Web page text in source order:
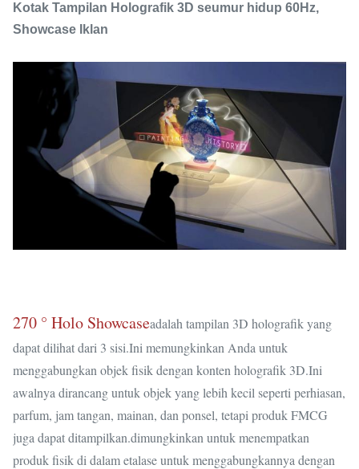
Kotak Tampilan Holografik 3D seumur hidup 60Hz,
Showcase Iklan
270 ° Holo Showcaseadalah tampilan 3D holografik yang
dapat dilihat dari 3 sisi.Ini memungkinkan Anda untuk
menggabungkan objek fisik dengan konten holografik 3D.Ini
awalnya dirancang untuk objek yang lebih kecil seperti perhiasan,
parfum, jam tangan, mainan, dan ponsel, tetapi produk FMCG
juga dapat ditampilkan.dimungkinkan untuk menempatkan
produk fisik di dalam etalase untuk menggabungkannya dengan